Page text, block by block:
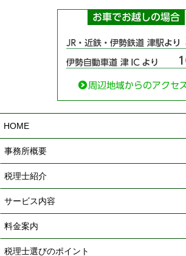
HOME
事務所概要
税理士紹介
サービス内容
料金案内
税理士選びのポイント